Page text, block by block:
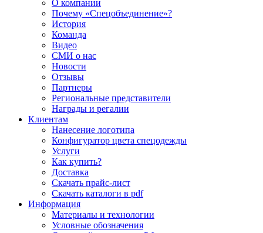
О компании
Почему «Спецобъединение»?
История
Команда
Видео
СМИ о нас
Новости
Отзывы
Партнеры
Региональные представители
Награды и регалии
Клиентам
Нанесение логотипа
Конфигуратор цвета спецодежды
Услуги
Как купить?
Доставка
Скачать прайс-лист
Скачать каталоги в pdf
Информация
Материалы и технологии
Условные обозначения